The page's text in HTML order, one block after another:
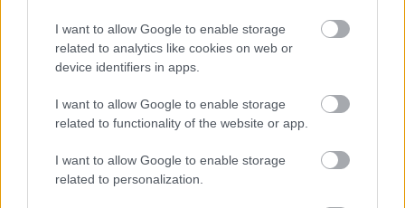
I want to allow Google to enable storage
related to analytics like cookies on web or
device identifiers in apps.
I want to allow Google to enable storage
related to functionality of the website or app.
I want to allow Google to enable storage
related to personalization.
"Gazdasági Totalcar" interjú az Audi
Várkonyi Gábor Autóblog•2026. július 24.